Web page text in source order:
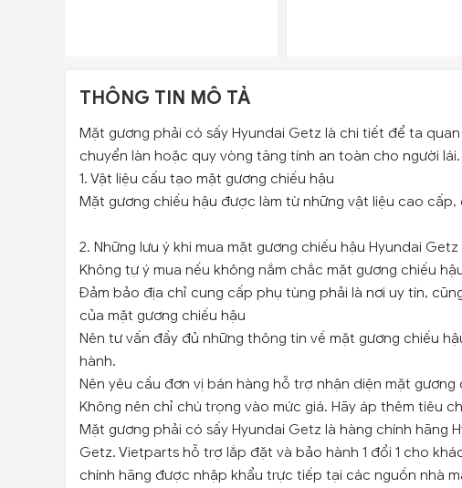
THÔNG TIN MÔ TẢ
Mặt gương phải có sấy Hyundai Getz là chi tiết để ta
chuyển làn hoặc quy vòng tăng tính an toàn cho người lái.
1. Vật liệu cấu tạo mặt gương chiếu hậu
Mặt gương chiếu hậu được làm từ những vật liệu cao
2. Những lưu ý khi mua mặt gương chiếu hậu Hyundai Getz
Không tự ý mua nếu không nắm chắc mặt gương chiếu
Đảm bảo địa chỉ cung cấp phụ tùng phải là nơi uy tín,
của mặt gương chiếu hậu
Nên tư vấn đầy đủ những thông tin về mặt gương chiếu
hành.
Nên yêu cầu đơn vị bán hàng hỗ trợ nhận diện mặt gương
Không nên chỉ chú trọng vào mức giá. Hãy áp thêm tiêu
Mặt gương phải có sấy Hyundai Getz là hàng chính hãng
Getz. Vietparts hỗ trợ lắp đặt và bảo hành 1 đổi 1 cho
chính hãng được nhập khẩu trực tiếp tại các nguồn nhà